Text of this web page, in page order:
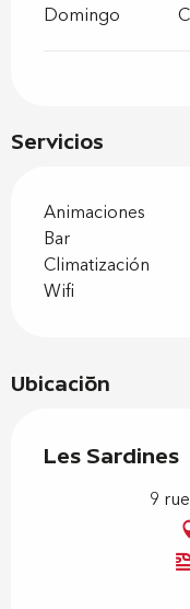
Servicios
Animaciones
Bar
Climatización
Wifi
Domingo
Ubicación
Les Sardines
9